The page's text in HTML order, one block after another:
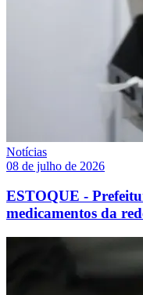
Notícias
08 de julho de 2026
ESTOQUE -
medicamentos da